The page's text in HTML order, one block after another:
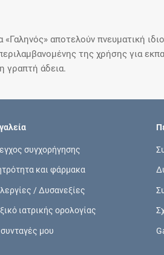
αποτελούν πνευματική
της χρήσης για
γραπτή άδεια.
συγχορήγησης
και φάρμακα
/ Δυσανεξίες
ιατρικής ορολογίας
μου